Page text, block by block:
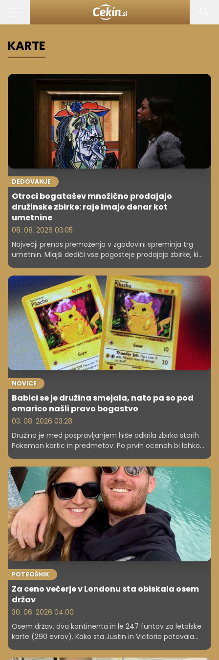
KARTE
DEDOVANJE
Otroci bogatašev množično prodajajo
družinske zbirke: raje imajo denar kot
umetnine
08. 08. 2026 03.05
Največji prenos premoženja v zgodovini spreminja trg
umetnin. Mlajši dediči vse pogosteje prodajajo zbirke, ki
so jih njihovi starši gradili desetletja.
NOVICE
Babici se je družina smejala, nato pa so pod
omarico našli pravo bogastvo
03. 08. 2026 03.28
Družina je med pospravljanjem hiše odkrila zbirko starih
Pokemon kartic in predmetov. Po prvih ocenah bi lahko
bila vredna več kot 250.000 dolarjev, kar je več kot
217.000 evrov.
POTROŠNIK
Za ceno večerje v Londonu sta obiskala osem
držav
30. 06. 2026 04.00
Osem držav, dva kontinenta in le 247 funtov za letalske
karte (290 evrov). Kako sta Justin in Victoria potovala
skoraj zastonj – in kaj se lahko naučite iz njune strategije?